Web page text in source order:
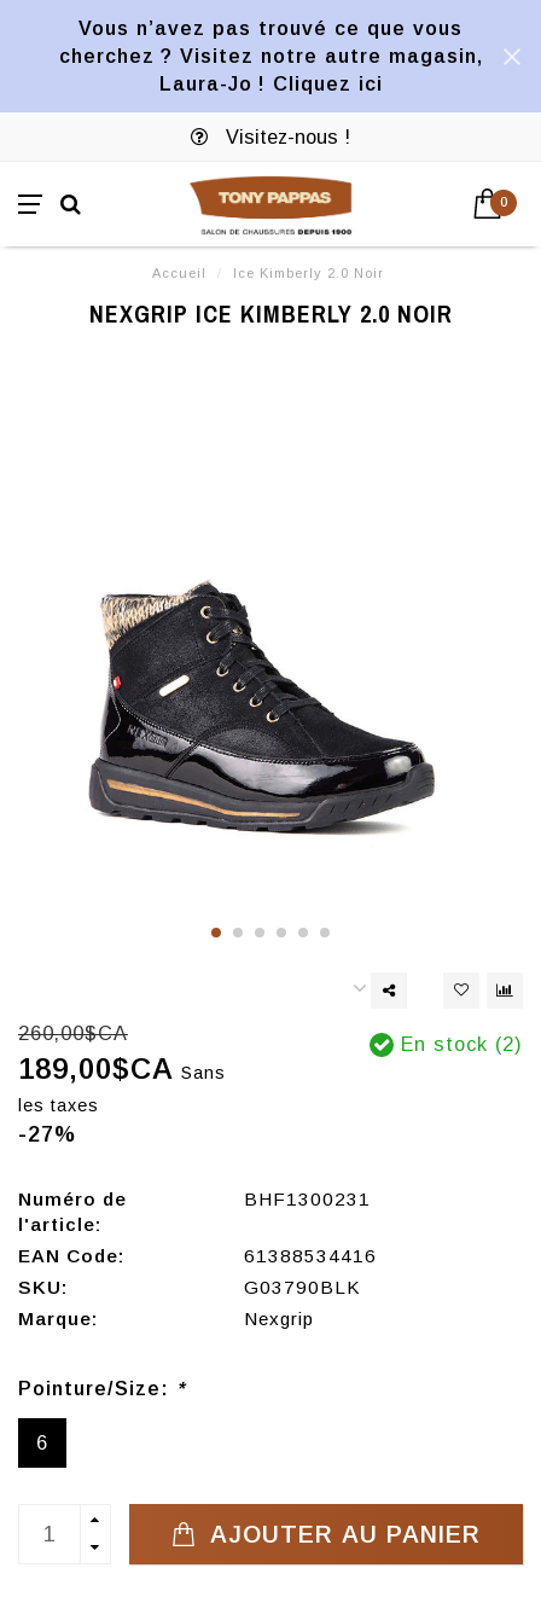
Vous n’avez pas trouvé ce que vous
cherchez ? Visitez notre autre magasin,
Laura-Jo ! Cliquez ici
Visitez-nous !
0
Accueil / Ice Kimberly 2.0 Noir
NEXGRIP ICE KIMBERLY 2.0 NOIR
260,00$CA
189,00$CA Sans
les taxes
-27%
En stock (2)
Numéro de
l'article:
BHF1300231
EAN Code:
61388534416
SKU:
G03790BLK
Marque:
Nexgrip
Pointure/Size: *
6
AJOUTER AU PANIER